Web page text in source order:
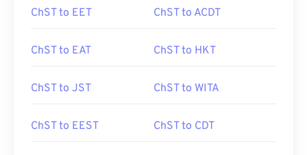
ChST to EET ChST to ACDT
ChST to EAT ChST to HKT
ChST to JST ChST to WITA
ChST to EEST ChST to CDT